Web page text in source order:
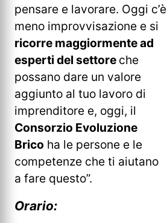
pensare e lavorare. Oggi c’è
meno improvvisazione e si
ricorre maggiormente ad
esperti del settore che
possano dare un valore
aggiunto al tuo lavoro di
imprenditore e, oggi, il
Consorzio Evoluzione
Brico ha le persone e le
competenze che ti aiutano
a fare questo”.
Orario: